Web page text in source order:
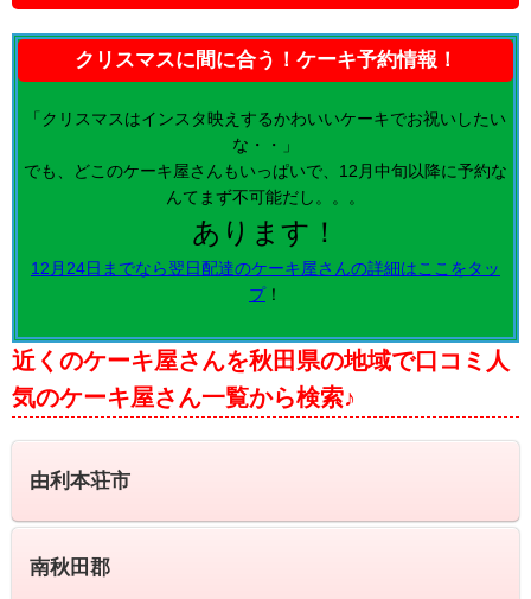
クリスマスに間に合う！ケーキ予約情報！
「クリスマスはインスタ映えするかわいいケーキでお祝いしたい
な・・」
でも、どこのケーキ屋さんもいっぱいで、12月中旬以降に予約な
んてまず不可能だし。。。
あります！
12月24日までなら翌日配達のケーキ屋さんの詳細はここをタッ
プ！
近くのケーキ屋さんを秋田県の地域で口コミ人
気のケーキ屋さん一覧から検索♪
由利本荘市
南秋田郡